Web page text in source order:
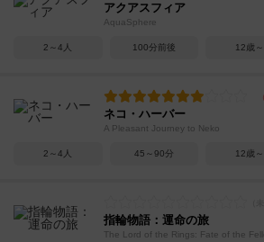
アクアスフィア
AquaSphere
2～4人 100分前後 12歳～
ネコ・ハーバー
A Pleasant Journey to Neko
2～4人 45～90分 12歳～
指輪物語：運命の旅
The Lord of the Rings: Fate of the